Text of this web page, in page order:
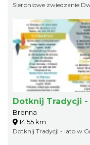
Sierpniowe zwiedzanie
Dotknij Tradycji
Brenna
14.55 km
Dotknij Tradycji - lato w